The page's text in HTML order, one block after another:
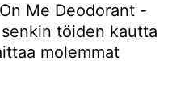
Me Deodorant -
töiden kautta
molemmat